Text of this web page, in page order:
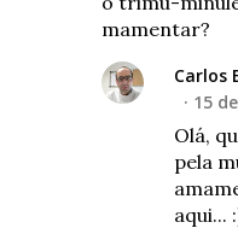
mamentar?
Carlos
15
Olá,
pela
aqui...